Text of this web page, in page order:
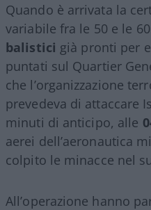
Quando è arrivata la
variabile fra le 50 e le
balistici già pronti per
puntati sul Quartier
che l’organizzazione
prevedeva di attaccare
minuti di anticipo, alle
aerei dell’aeronautica
colpito le minacce nel
All’operazione hanno